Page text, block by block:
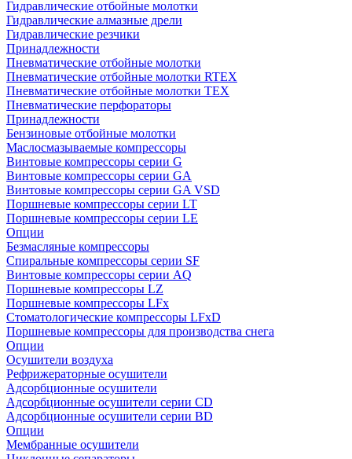
Гидравлические отбойные молотки
Гидравлические алмазные дрели
Гидравлические резчики
Принадлежности
Пневматические отбойные молотки
Пневматические отбойные молотки RTEX
Пневматические отбойные молотки TEX
Пневматические перфораторы
Принадлежности
Бензиновые отбойные молотки
Маслосмазываемые компрессоры
Винтовые компрессоры серии G
Винтовые компрессоры cерии GA
Винтовые компрессоры cерии GA VSD
Поршневые компрессоры серии LT
Поршневые компрессоры серии LE
Опции
Безмасляные компрессоры
Спиральные компрессоры серии SF
Винтовые компрессоры серии AQ
Поршневые компрессоры LZ
Поршневые компрессоры LFx
Стоматологические компрессоры LFxD
Поршневые компрессоры для производства снега
Опции
Осушители воздуха
Рефрижераторные осушители
Адсорбционные осушители
Адсорбционные осушители серии CD
Адсорбционные осушители серии BD
Опции
Мембранные осушители